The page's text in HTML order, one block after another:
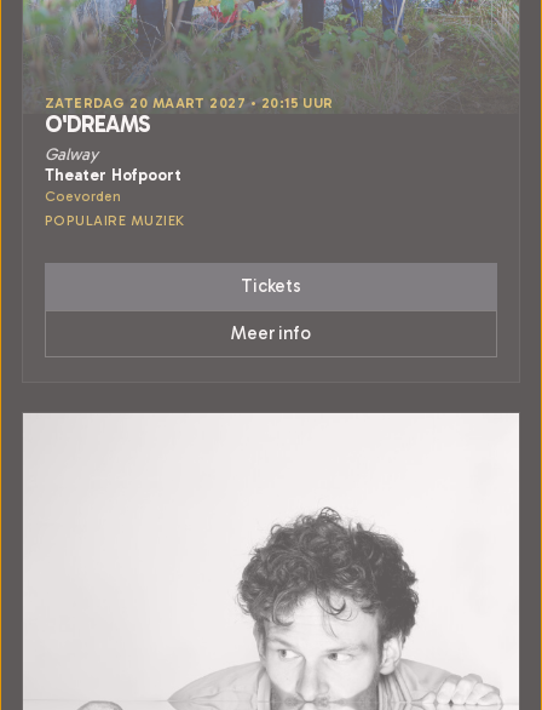
ZATERDAG 20 MAART 2027 • 20:15 UUR
O'DREAMS
Galway
Theater Hofpoort
Coevorden
POPULAIRE MUZIEK
Tickets
Meer info